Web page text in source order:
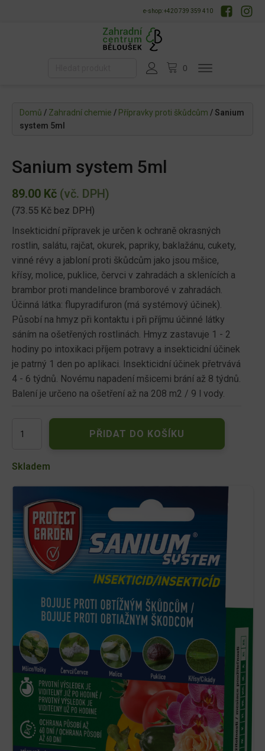
e-shop: +420 739 359 410
Domů / Zahradní chemie / Přípravky proti škůdcům / Sanium
system 5ml
Sanium system 5ml
89.00 Kč (vč. DPH)
(73.55 Kč bez DPH)
Insekticidní přípravek je určen k ochraně okrasných
rostlin, salátu, rajčat, okurek, papriky, baklažánu, cukety,
vinné révy a jabloní proti škůdcům jako jsou mšice,
křísy, molice, puklice, červci v zahradách a sklenících a
brambor proti mandelince bramborové v zahradách.
Účinná látka: flupyradifuron (má systémový účinek).
Působí na hmyz při kontaktu i při příjmu účinné látky
sáním na ošetřených rostlinách. Hmyz zastavuje 1 - 2
hodiny po intoxikaci příjem potravy a insekticidní účinek
je patrný 1 den po aplikaci. Insekticidní účinek přetrvává
4 - 6 týdnů. Novému napadení mšicemi brání až 8 týdnů.
Balení je určeno na ošetření až na 208 m2 / 9 l vody.
system
množství
PŘIDAT DO KOŠÍKU
Skladem